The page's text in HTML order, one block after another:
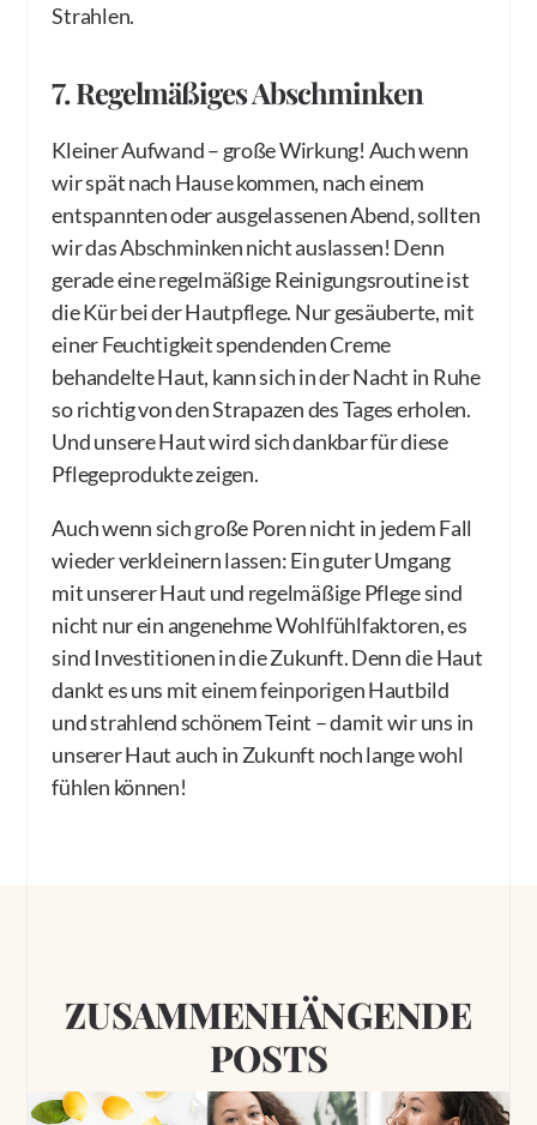
Strahlen.
7. Regelmäßiges Abschminken
Kleiner Aufwand – große Wirkung! Auch wenn
wir spät nach Hause kommen, nach einem
entspannten oder ausgelassenen Abend, sollten
wir das Abschminken nicht auslassen! Denn
gerade eine regelmäßige Reinigungsroutine ist
die Kür bei der Hautpflege. Nur gesäuberte, mit
einer Feuchtigkeit spendenden Creme
behandelte Haut, kann sich in der Nacht in Ruhe
so richtig von den Strapazen des Tages erholen.
Und unsere Haut wird sich dankbar für diese
Pflegeprodukte zeigen.
Auch wenn sich große Poren nicht in jedem Fall
wieder verkleinern lassen: Ein guter Umgang
mit unserer Haut und regelmäßige Pflege sind
nicht nur ein angenehme Wohlfühlfaktoren, es
sind Investitionen in die Zukunft. Denn die Haut
dankt es uns mit einem feinporigen Hautbild
und strahlend schönem Teint – damit wir uns in
unserer Haut auch in Zukunft noch lange wohl
fühlen können!
ZUSAMMENHÄNGENDE
POSTS